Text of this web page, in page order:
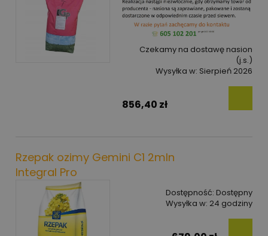
Czekamy na dostawę nasion
(j.s.)
Wysyłka w: Sierpień 2026
856,40 zł
Rzepak ozimy Gemini C1 2mln
Integral Pro
Dostępność: Dostępny
Wysyłka w: 24 godziny